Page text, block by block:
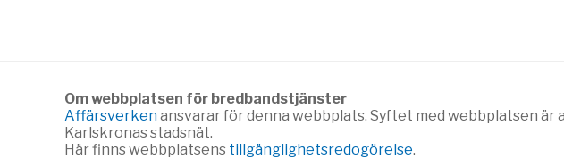
Om webbplatsen för bredbandstjänster
Affärsverkenansvarar för denna webbplats. Syftet med webbplatsen
Karlskronas stadsnät.
Här finns webbplatsens tillgänglighetsredogörelse.